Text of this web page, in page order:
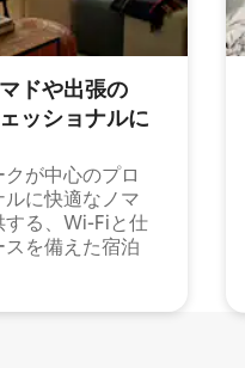
ドや出⁠張⁠の
ッ⁠シ⁠ョ⁠ナ⁠ル⁠に
が中心のプロ
に快適なノマ
する、Wi-Fiと仕
を備えた宿泊